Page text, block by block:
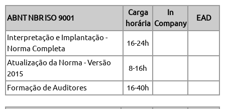
ABNT NBR ISO 9001
Carga
horária
In
Company
EAD
Interpretação e Implantação -
Norma Completa
16-24h
Atualização da Norma - Versão
2015
8-16h
Formação de Auditores 16-40h